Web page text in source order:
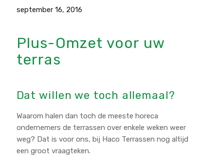
september 16, 2016
Plus-Omzet voor uw
terras
Dat willen we toch allemaal?
Waarom halen dan toch de meeste horeca
ondernemers de terrassen over enkele weken weer
weg? Dat is voor ons, bij Haco Terrassen nog altijd
een groot vraagteken.